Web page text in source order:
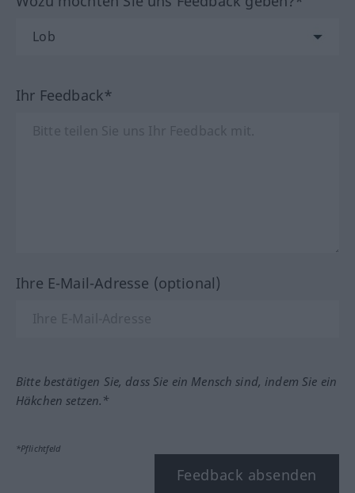
Ihr Feedback*
Ihre E-Mail-Adresse (optional)
Bitte bestätigen Sie, dass Sie ein Mensch sind, indem Sie ein
Häkchen setzen.*
*Pflichtfeld
Feedback absenden